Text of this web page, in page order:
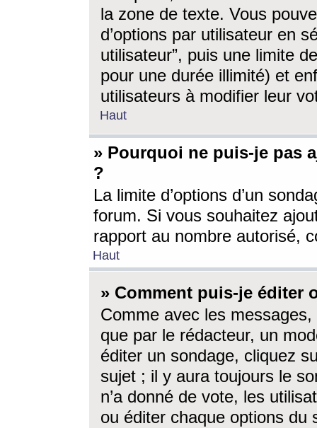
la zone de texte. Vous
d’options par utilisateur en
utilisateur”, puis une limite
pour une durée illimité) et
utilisateurs à modifier leur
Haut
» Pourquoi ne puis-je pas
?
La limite d’options d’un
forum. Si vous souhaitez
rapport au nombre autorisé,
Haut
» Comment puis-je éditer
Comme avec les
que par le rédacteur, un
éditer un sondage, cliquez
sujet ; il y aura toujours le
n’a donné de vote, les
ou éditer chaque options du